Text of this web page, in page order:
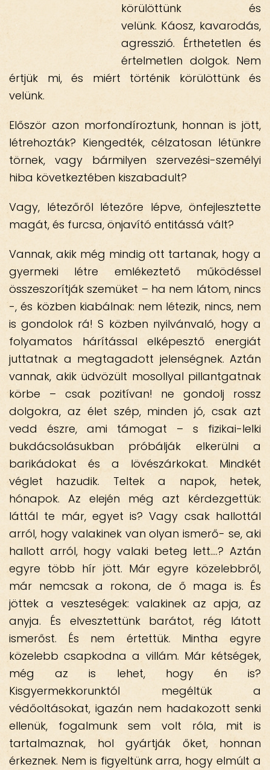
körülöttünk és
velünk. Káosz, kavarodás,
agresszió. Érthetetlen és
értelmetlen dolgok. Nem
értjük mi, és miért történik körülöttünk és
velünk.
Először azon morfondíroztunk, honnan is jött,
létrehozták? Kiengedték, célzatosan létünkre
törnek, vagy bármilyen szervezési-személyi
hiba következtében kiszabadult?
Vagy, létezőről létezőre lépve, önfejlesztette
magát, és furcsa, önjavító entitássá vált?
Vannak, akik még mindig ott tartanak, hogy a
gyermeki létre emlékeztető működéssel
összeszorítják szemüket – ha nem látom, nincs
-, és közben kiabálnak: nem létezik, nincs, nem
is gondolok rá! S közben nyilvánvaló, hogy a
folyamatos hárítással elképesztő energiát
juttatnak a megtagadott jelenségnek. Aztán
vannak, akik üdvözült mosollyal pillantgatnak
körbe – csak pozitívan! ne gondolj rossz
dolgokra, az élet szép, minden jó, csak azt
vedd észre, ami támogat – s fizikai-lelki
bukdácsolásukban próbálják elkerülni a
barikádokat és a lövészárkokat. Mindkét
véglet hazudik. Teltek a napok, hetek,
hónapok. Az elején még azt kérdezgettük:
láttál te már, egyet is? Vagy csak hallottál
arról, hogy valakinek van olyan ismerő- se, aki
hallott arról, hogy valaki beteg lett….? Aztán
egyre több hír jött. Már egyre közelebbről,
már nemcsak a rokona, de ő maga is. És
jöttek a veszteségek: valakinek az apja, az
anyja. És elvesztettünk barátot, rég látott
ismerőst. És nem értettük. Mintha egyre
közelebb csapkodna a villám. Már kétségek,
még az is lehet, hogy én is?
Kisgyermekkorunktól megéltük a
védőoltásokat, igazán nem hadakozott senki
ellenük, fogalmunk sem volt róla, mit is
tartalmaznak, hol gyártják őket, honnan
érkeznek. Nem is figyeltünk arra, hogy elmúlt a